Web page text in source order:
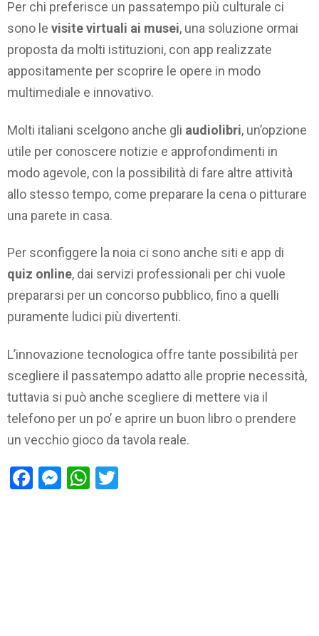
Per chi preferisce un passatempo più culturale ci
sono le visite virtuali ai musei, una soluzione ormai
proposta da molti istituzioni, con app realizzate
appositamente per scoprire le opere in modo
multimediale e innovativo.
Molti italiani scelgono anche gli audiolibri, un’opzione
utile per conoscere notizie e approfondimenti in
modo agevole, con la possibilità di fare altre attività
allo stesso tempo, come preparare la cena o pitturare
una parete in casa.
Per sconfiggere la noia ci sono anche siti e app di
quiz online, dai servizi professionali per chi vuole
prepararsi per un concorso pubblico, fino a quelli
puramente ludici più divertenti.
L’innovazione tecnologica offre tante possibilità per
scegliere il passatempo adatto alle proprie necessità,
tuttavia si può anche scegliere di mettere via il
telefono per un po’ e aprire un buon libro o prendere
un vecchio gioco da tavola reale.
Facebook
Messenger
WhatsApp